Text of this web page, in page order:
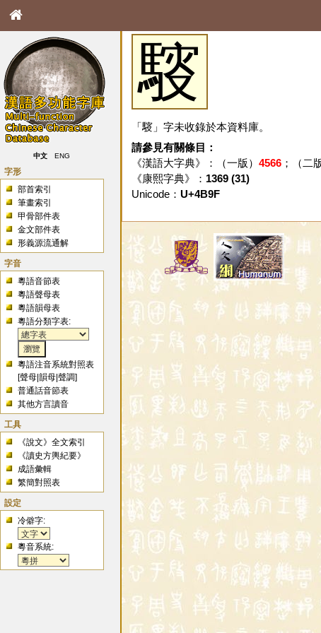
中文 ENG
字形
部首索引
筆畫索引
甲骨部件表
金文部件表
形義源流通解
字音
粵語音節表
粵語聲母表
粵語韻母表
粵語分類字表:
粵語注音系統對照表
[聲母 |韻母 |聲調]
普通話音節表
其他方言讀音
工具
《說文》全文索引
《讀史方輿紀要》
成語彙輯
繁簡對照表
設定
冷僻字:
粵音系統:
䮟
「䮟」字未收錄於本資料庫。
請參見有關條目：
《漢語大字典》：（一版） 4566；（二版
《康熙字典》： 1369 (31)
Unicode： U+4B9F